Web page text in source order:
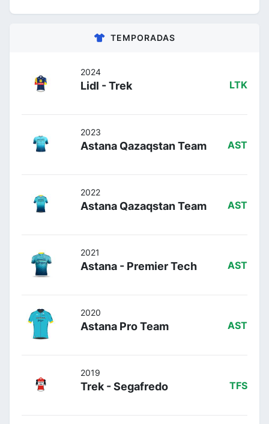
TEMPORADAS
2024
Lidl - Trek LTK
2023
Astana Qazaqstan Team AST
2022
Astana Qazaqstan Team AST
2021
Astana - Premier Tech AST
2020
Astana Pro Team AST
2019
Trek - Segafredo TFS